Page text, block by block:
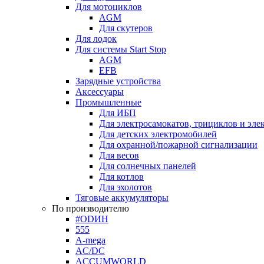
Для мотоциклов
AGM
Для скутеров
Для лодок
Для системы Start Stop
AGM
EFB
Зарядные устройства
Аксессуары
Промышленные
Для ИБП
Для электросамокатов, трициклов и
Для детских электромобилей
Для охранной/пожарной сигнализации
Для весов
Для солнечных панелей
Для котлов
Для эхолотов
Тяговые аккумуляторы
По производителю
#ODИН
555
A-mega
AC/DC
ACCUMWORLD